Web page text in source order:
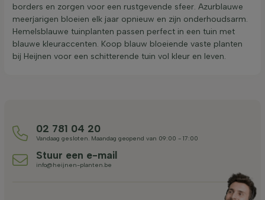
borders en zorgen voor een rustgevende sfeer. Azurblauwe
meerjarigen bloeien elk jaar opnieuw en zijn onderhoudsarm.
Hemelsblauwe tuinplanten passen perfect in een tuin met
blauwe kleuraccenten. Koop blauw bloeiende vaste planten
bij Heijnen voor een schitterende tuin vol kleur en leven.
02 781 04 20
Vandaag gesloten. Maandag geopend van 09:00 - 17:00
Stuur een e-mail
info@heijnen-planten.be